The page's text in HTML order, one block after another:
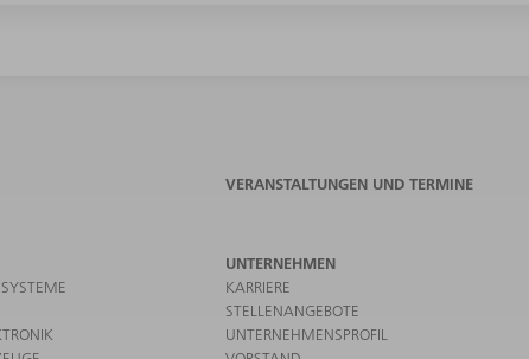
VERANSTALTUNGEN UND TERMINE
UNTERNEHMEN
KARRIERE
STELLENANGEBOTE
UNTERNEHMENSPROFIL